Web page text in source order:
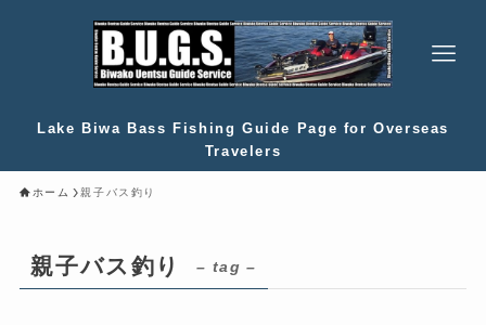
Lake Biwa Bass Fishing Guide Page for Overseas
Travelers
ホーム 親子バス釣り
親子バス釣り – tag –